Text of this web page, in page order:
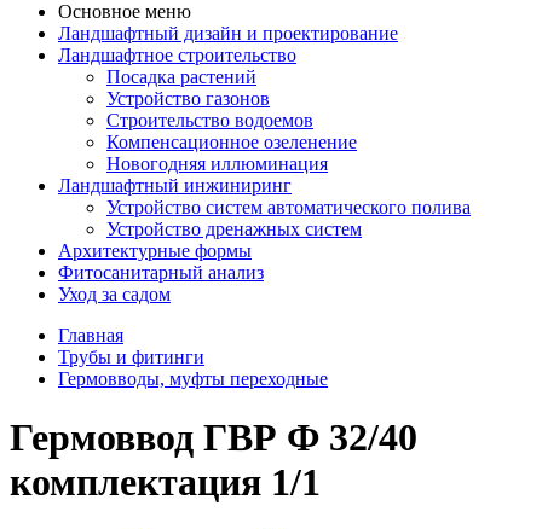
Основное меню
Ландшафтный дизайн и проектирование
Ландшафтное строительство
Посадка растений
Устройство газонов
Строительство водоемов
Компенсационное озеленение
Новогодняя иллюминация
Ландшафтный инжиниринг
Устройство систем автоматического полива
Устройство дренажных систем
Aрхитектурные формы
Фитосанитарный анализ
Уход за садом
Главная
Трубы и фитинги
Гермовводы, муфты переходные
Гермоввод ГВР Ф 32/40
комплектация 1/1